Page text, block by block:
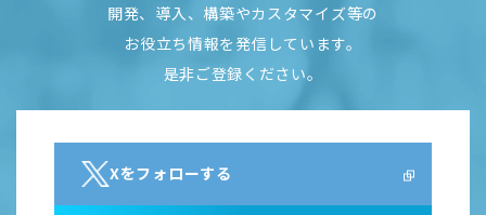
開発、導入、構築やカスタマイズ等の
お役立ち情報を発信しています。
是非ご登録ください。
Xをフォローする